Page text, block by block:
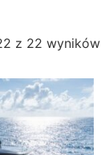
z 22 wyników